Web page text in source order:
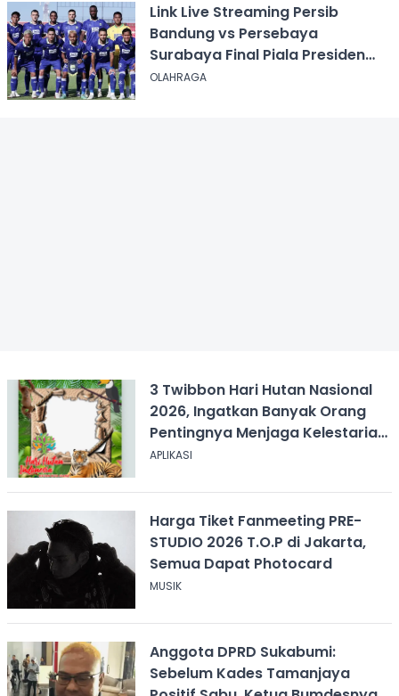
Link Live Streaming Persib
Bandung vs Persebaya
Surabaya Final Piala Presiden
2026, Kick-off Pukul 20.00 WIB
OLAHRAGA
3 Twibbon Hari Hutan Nasional
2026, Ingatkan Banyak Orang
Pentingnya Menjaga Kelestarian
Hutan
APLIKASI
Harga Tiket Fanmeeting PRE-
STUDIO 2026 T.O.P di Jakarta,
Semua Dapat Photocard
MUSIK
Anggota DPRD Sukabumi:
Sebelum Kades Tamanjaya